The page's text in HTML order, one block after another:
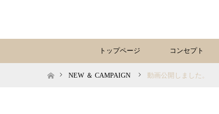
トップページ コンセプト
ホームNEW ＆ CAMPAIGN 動画公開しました。